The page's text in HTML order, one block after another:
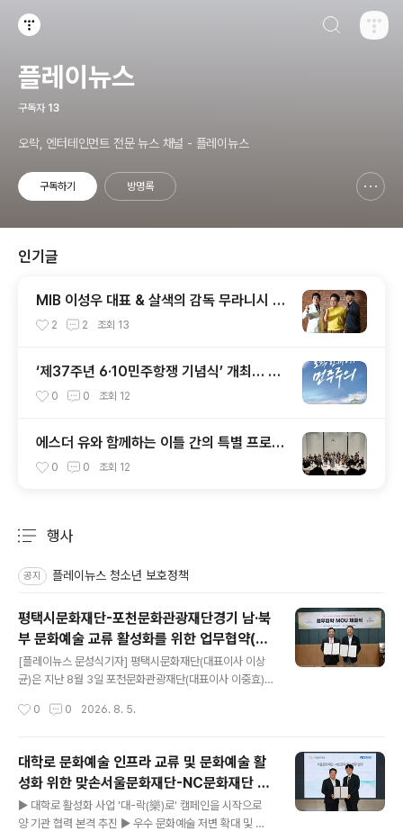
플레이뉴스
구독자 13
오락, 엔터테인먼트 전문 뉴스 채널 - 플레이뉴스
구독하기 방명록
인기글
MIB 이성우 대표 & 살색의 감독 무라니시 인
터뷰
2 2 조회 13
‘제37주년 6·10민주항쟁 기념식’ 개최… 오
직 한마디, 민주주의
0 0 조회 12
에스더 유와 함께하는 이틀 간의 특별 프로젝
트 — KCO X 에스더 유 성료
0 0 조회 12
행사
공지 플레이뉴스 청소년 보호정책
평택시문화재단-포천문화관광재단경기 남·북
부 문화예술 교류 활성화를 위한 업무협약(M
OU) 체결
[플레이뉴스 문성식기자] 평택시문화재단(대표이사 이상
균)은 지난 8월 3일 포천문화관광재단(대표이사 이중효)
력체계 구축을 위한 업무협약(MOU)를 체결했다. 이번 협
유하고, 공연·전시·문화관광·시립예술단·축제 등 다양한 분
야에서 협력을 확대해 시민들의 문화향유 기회를 확대하고
지속 가능한 문화예술 교류 기반을 마련하기 위해 추진됐
다. 협약에 따라 양 기관은 ▲공연·전시 공동 기획 및 우수
문화예술 콘텐츠 교류 ▲공연장 운영 노하우 및 문화예술
0 0 2026. 8. 5.
대학로 문화예술 인프라 교류 및 문화예술 활
성화 위한 맞손서울문화재단-NC문화재단 업
무협약 체결
▶ 대학로 활성화 사업 '대-락(樂)로' 캠페인을 시작으로
양 기관 협력 본격 추진 ▶ 우수 문화예술 저변 확대 및 활